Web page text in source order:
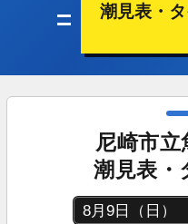
潮見表・
尼崎市
潮見表・